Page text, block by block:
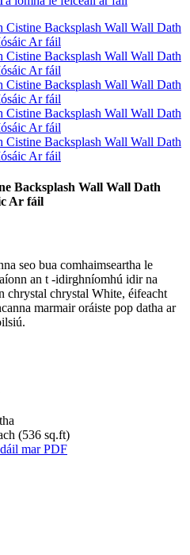
Backsplash Wall Wall Dath
Ar fáil
seo bua comhaimseartha le
an t -idirghníomhú idir na
chrystal chrystal White, éifeacht
marmair oráiste pop datha ar
(536 sq.ft)
mar PDF